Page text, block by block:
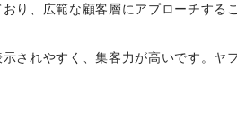
り、広範な顧客層にアプローチする
されやすく、集客力が高いです。ヤ